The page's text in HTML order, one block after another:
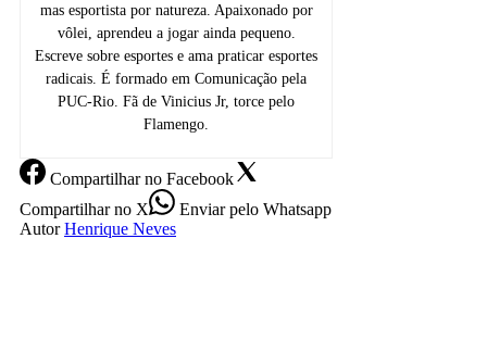
mas esportista por natureza. Apaixonado por
vôlei, aprendeu a jogar ainda pequeno.
Escreve sobre esportes e ama praticar esportes
radicais. É formado em Comunicação pela
PUC-Rio. Fã de Vinicius Jr, torce pelo
Flamengo.
Compartilharno Facebook
Compartilharno X Enviarpelo Whatsapp
Autor Henrique Neves